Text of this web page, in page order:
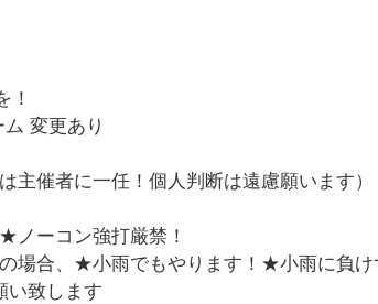
！
変更あり
催者に一任！個人判断は遠慮願います）
ノーコン強打厳禁！
場合、★小雨でもやります！★小雨に負
い致します